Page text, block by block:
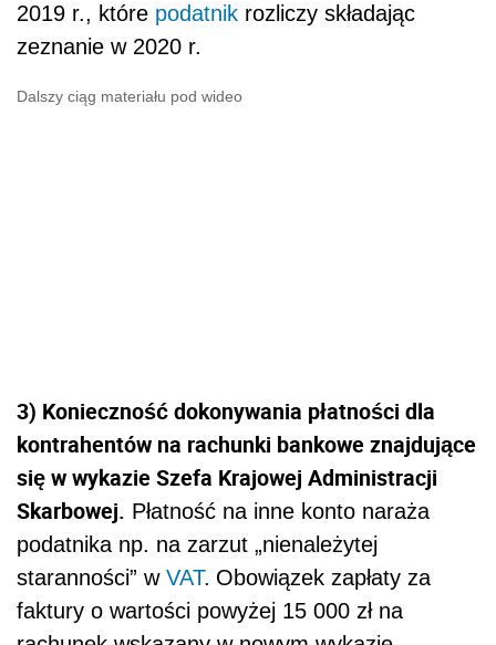
2019 r., które podatnik rozliczy składając
zeznanie w 2020 r.
Dalszy ciąg materiału pod wideo
3) Konieczność dokonywania płatności dla
kontrahentów na rachunki bankowe znajdujące
się w wykazie Szefa Krajowej Administracji
Skarbowej. Płatność na inne konto naraża
podatnika np. na zarzut „nienależytej
staranności” w VAT. Obowiązek zapłaty za
faktury o wartości powyżej 15 000 złna